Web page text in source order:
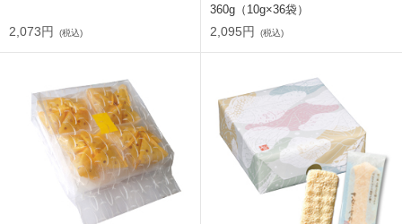
2,073円 (税込)
360g（10g×36袋）
2,095円 (税込)